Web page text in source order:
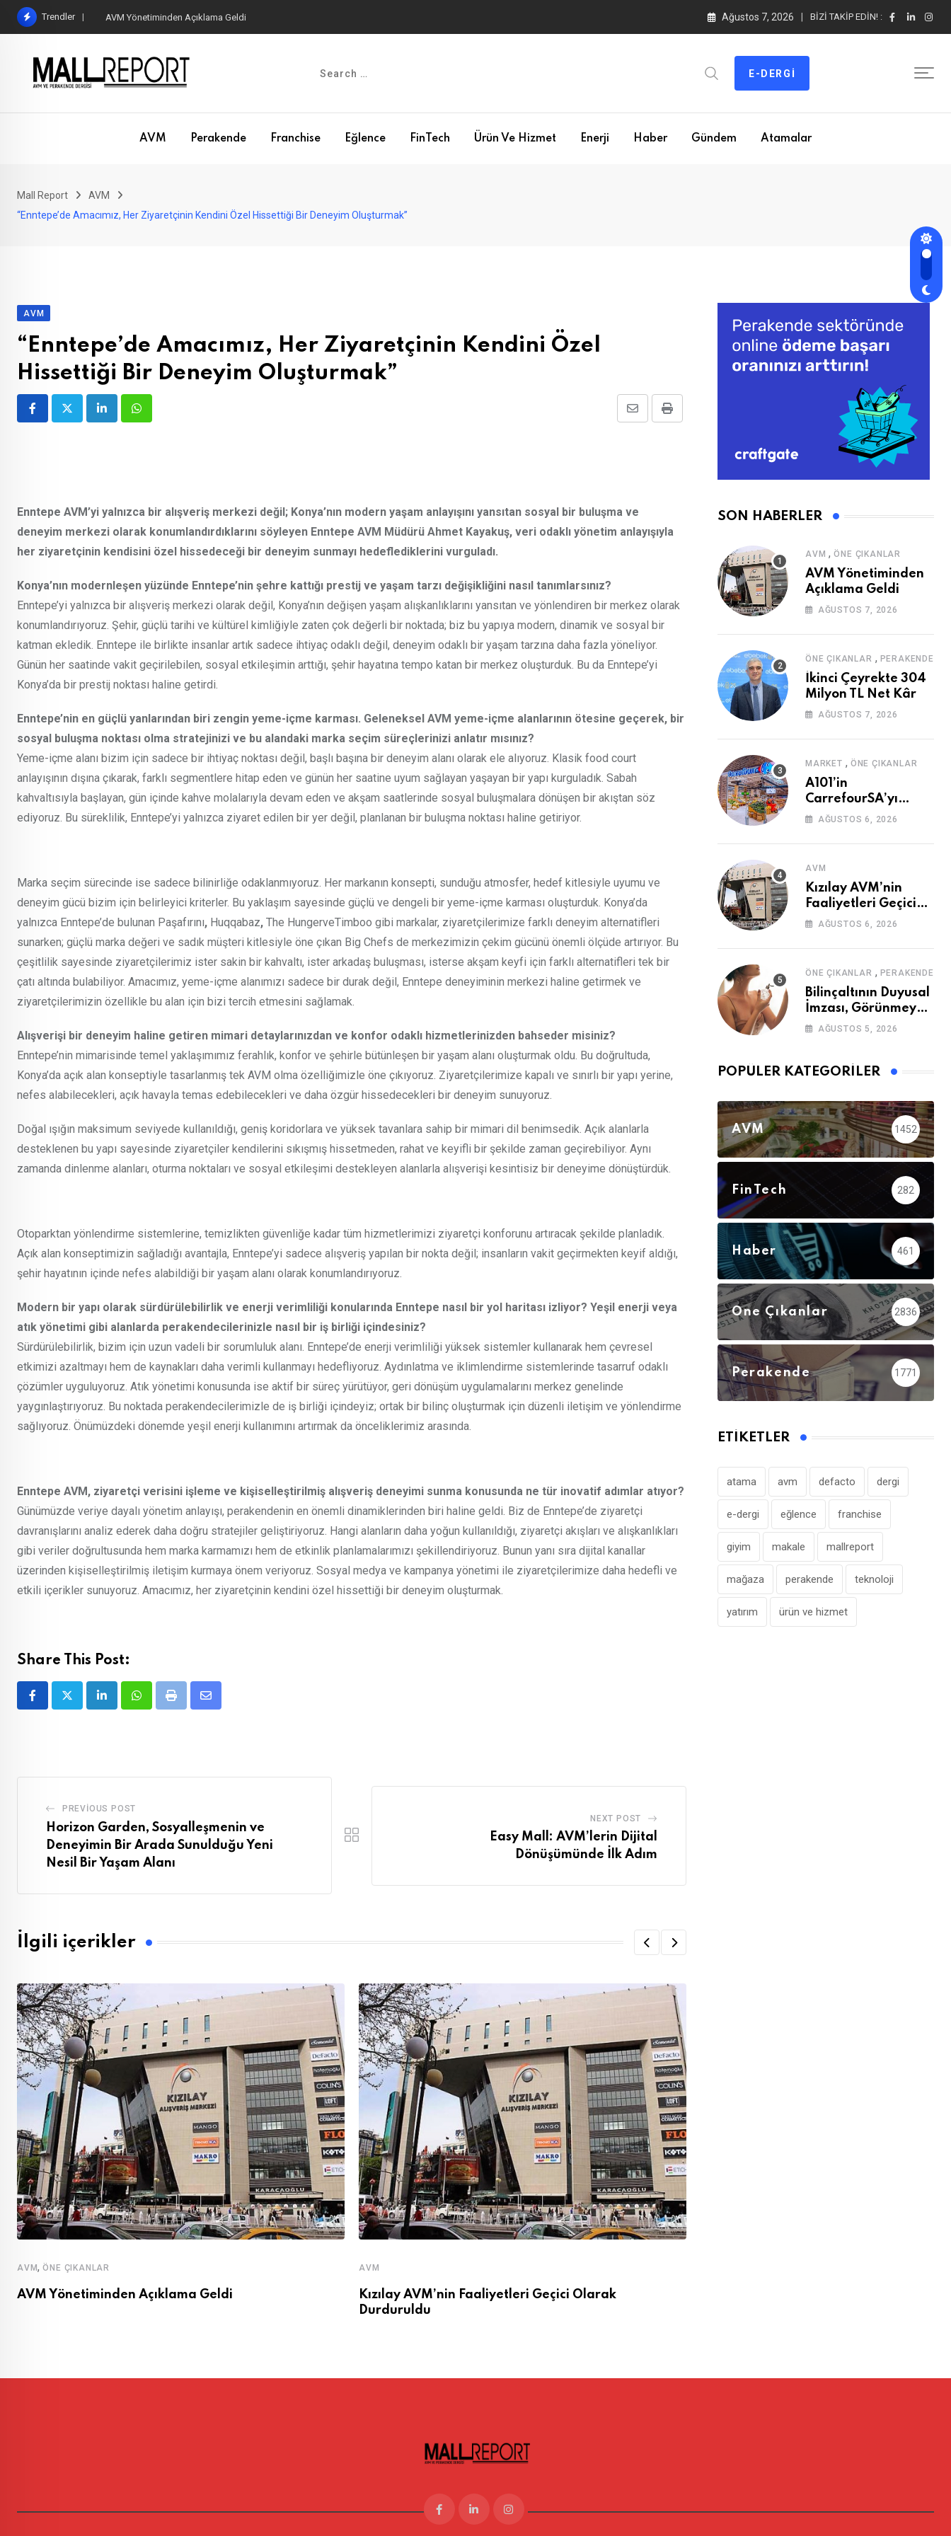
Skip
Trendler AVM Yönetiminden Açıklama Geldi Ağustos 7, 2026 BIZI TAKIP EDIN! :
E-DERGI
AVM Perakende Franchise Eğlence FinTech Ürün Ve Hizmet Enerji Haber Gündem Atamalar
Mall Report
AVM
“Enntepe’de Amacımız, Her Ziyaretçinin Kendini Özel Hissettiği Bir Deneyim Oluşturmak”
AVM
“Enntepe’de Amacımız, Her Ziyaretçinin Kendini Özel
Hissettiği Bir Deneyim Oluşturmak”
LinkedInWhatsapp Print
Share
Enntepe AVM’yi yalnızca bir alışveriş merkezi değil; Konya’nın modern yaşam anlayışını yansıtan sosyal bir buluşma ve
deneyim merkezi olarak konumlandırdıklarını söyleyen Enntepe AVM Müdürü Ahmet Kayakuş, veri odaklı yönetim anlayışıyla
her ziyaretçinin kendisini özel hissedeceği bir deneyim sunmayı hedeflediklerini vurguladı.
Konya’nın modernleşen yüzünde Enntepe’nin şehre kattığı prestij ve yaşam tarzı değişikliğini nasıl tanımlarsınız?
Enntepe’yi yalnızca bir alışveriş merkezi olarak değil, Konya’nın değişen yaşam alışkanlıklarını yansıtan ve yönlendiren bir merkez olarak
konumlandırıyoruz. Şehir, güçlü tarihi ve kültürel kimliğiyle zaten çok değerli bir noktada; biz bu yapıya modern, dinamik ve sosyal bir
katman ekledik. Enntepe ile birlikte insanlar artık sadece ihtiyaç odaklı değil, deneyim odaklı bir yaşam tarzına daha fazla yöneliyor.
Günün her saatinde vakit geçirilebilen, sosyal etkileşimin arttığı, şehir hayatına tempo katan bir merkez oluşturduk. Bu da Enntepe’yi
Konya’da bir prestij noktası haline getirdi.
Enntepe’nin en güçlü yanlarından biri zengin yeme-içme karması. Geleneksel AVM yeme-içme alanlarının ötesine geçerek, bir
sosyal buluşma noktası olma stratejinizi ve bu alandaki marka seçim süreçlerinizi anlatır mısınız?
Yeme-içme alanı bizim için sadece bir ihtiyaç noktası değil, başlı başına bir deneyim alanı olarak ele alıyoruz. Klasik food court
anlayışının dışına çıkarak, farklı segmentlere hitap eden ve günün her saatine uyum sağlayan yaşayan bir yapı kurguladık. Sabah
kahvaltısıyla başlayan, gün içinde kahve molalarıyla devam eden ve akşam saatlerinde sosyal buluşmalara dönüşen bir akıştan söz
ediyoruz. Bu süreklilik, Enntepe’yi yalnızca ziyaret edilen bir yer değil, planlanan bir buluşma noktası haline getiriyor.
Marka seçim sürecinde ise sadece bilinirliğe odaklanmıyoruz. Her markanın konsepti, sunduğu atmosfer, hedef kitlesiyle uyumu ve
deneyim gücü bizim için belirleyici kriterler. Bu yaklaşım sayesinde güçlü ve dengeli bir yeme-içme karması oluşturduk. Konya’da
yalnızca Enntepe’de bulunan Paşafırını, Huqqabaz, The HungerveTimboo gibi markalar, ziyaretçilerimize farklı deneyim alternatifleri
sunarken; güçlü marka değeri ve sadık müşteri kitlesiyle öne çıkan Big Chefs de merkezimizin çekim gücünü önemli ölçüde artırıyor. Bu
çeşitlilik sayesinde ziyaretçilerimiz ister sakin bir kahvaltı, ister arkadaş buluşması, isterse akşam keyfi için farklı alternatifleri tek bir
çatı altında bulabiliyor. Amacımız, yeme-içme alanımızı sadece bir durak değil, Enntepe deneyiminin merkezi haline getirmek ve
ziyaretçilerimizin özellikle bu alan için bizi tercih etmesini sağlamak.
Alışverişi bir deneyim haline getiren mimari detaylarınızdan ve konfor odaklı hizmetlerinizden bahseder misiniz?
Enntepe’nin mimarisinde temel yaklaşımımız ferahlık, konfor ve şehirle bütünleşen bir yaşam alanı oluşturmak oldu. Bu doğrultuda,
Konya’da açık alan konseptiyle tasarlanmış tek AVM olma özelliğimizle öne çıkıyoruz. Ziyaretçilerimize kapalı ve sınırlı bir yapı yerine,
nefes alabilecekleri, açık havayla temas edebilecekleri ve daha özgür hissedecekleri bir deneyim sunuyoruz.
Doğal ışığın maksimum seviyede kullanıldığı, geniş koridorlara ve yüksek tavanlara sahip bir mimari dil benimsedik. Açık alanlarla
desteklenen bu yapı sayesinde ziyaretçiler kendilerini sıkışmış hissetmeden, rahat ve keyifli bir şekilde zaman geçirebiliyor. Aynı
zamanda dinlenme alanları, oturma noktaları ve sosyal etkileşimi destekleyen alanlarla alışverişi kesintisiz bir deneyime dönüştürdük.
Otoparktan yönlendirme sistemlerine, temizlikten güvenliğe kadar tüm hizmetlerimizi ziyaretçi konforunu artıracak şekilde planladık.
Açık alan konseptimizin sağladığı avantajla, Enntepe’yi sadece alışveriş yapılan bir nokta değil; insanların vakit geçirmekten keyif aldığı,
şehir hayatının içinde nefes alabildiği bir yaşam alanı olarak konumlandırıyoruz.
Modern bir yapı olarak sürdürülebilirlik ve enerji verimliliği konularında Enntepe nasıl bir yol haritası izliyor? Yeşil enerji veya
atık yönetimi gibi alanlarda perakendecilerinizle nasıl bir iş birliği içindesiniz?
Sürdürülebilirlik, bizim için uzun vadeli bir sorumluluk alanı. Enntepe’de enerji verimliliği yüksek sistemler kullanarak hem çevresel
etkimizi azaltmayı hem de kaynakları daha verimli kullanmayı hedefliyoruz. Aydınlatma ve iklimlendirme sistemlerinde tasarruf odaklı
çözümler uyguluyoruz. Atık yönetimi konusunda ise aktif bir süreç yürütüyor, geri dönüşüm uygulamalarını merkez genelinde
yaygınlaştırıyoruz. Bu noktada perakendecilerimizle de iş birliği içindeyiz; ortak bir bilinç oluşturmak için düzenli iletişim ve yönlendirme
sağlıyoruz. Önümüzdeki dönemde yeşil enerji kullanımını artırmak da önceliklerimiz arasında.
Enntepe AVM, ziyaretçi verisini işleme ve kişiselleştirilmiş alışveriş deneyimi sunma konusunda ne tür inovatif adımlar atıyor?
Günümüzde veriye dayalı yönetim anlayışı, perakendenin en önemli dinamiklerinden biri haline geldi. Biz de Enntepe’de ziyaretçi
davranışlarını analiz ederek daha doğru stratejiler geliştiriyoruz. Hangi alanların daha yoğun kullanıldığı, ziyaretçi akışları ve alışkanlıkları
gibi veriler doğrultusunda hem marka karmamızı hem de etkinlik planlamalarımızı şekillendiriyoruz. Bunun yanı sıra dijital kanallar
üzerinden kişiselleştirilmiş iletişim kurmaya önem veriyoruz. Sosyal medya ve kampanya yönetimi ile ziyaretçilerimize daha hedefli ve
etkili içerikler sunuyoruz. Amacımız, her ziyaretçinin kendini özel hissettiği bir deneyim oluşturmak.
Share This Post:
LinkedInWhatsappPrint
Share
PREVIOUS POST
Horizon Garden, Sosyalleşmenin ve
Deneyimin Bir Arada Sunulduğu Yeni
Nesil Bir Yaşam Alanı
NEXT POST
Easy Mall: AVM’lerin Dijital
Dönüşümünde İlk Adım
İlgili içerikler
AVM,ÖNE ÇIKANLAR
AVM Yönetiminden Açıklama Geldi
AVM
Kızılay AVM’nin Faaliyetleri Geçici Olarak
Durduruldu
SON HABERLER
AVM ,ÖNE ÇIKANLAR
AVM Yönetiminden
Açıklama Geldi
AĞUSTOS 7, 2026
ÖNE ÇIKANLAR , PERAKENDE
İkinci Çeyrekte 304
Milyon TL Net Kâr
AĞUSTOS 7, 2026
MARKET , ÖNE ÇIKANLAR
A101’in
CarrefourSA’yı
Devralmasına Şartlı
AĞUSTOS 6, 2026
AVM
Kızılay AVM’nin
Faaliyetleri Geçici
Olarak Durduruldu
AĞUSTOS 6, 2026
ÖNE ÇIKANLAR , PERAKENDE
Bilinçaltının Duyusal
İmzası, Görünmeyen
GüçAĞUSTOS 5, 2026
POPÜLER KATEGORILER
AVM 1452
FinTech 282
Haber 461
Öne Çıkanlar 2836
Perakende 1771
ETIKETLER
atama avm defacto dergi
e-dergi eğlence franchise
giyim makale mallreport
mağaza perakende teknoloji
yatırım ürün ve hizmet